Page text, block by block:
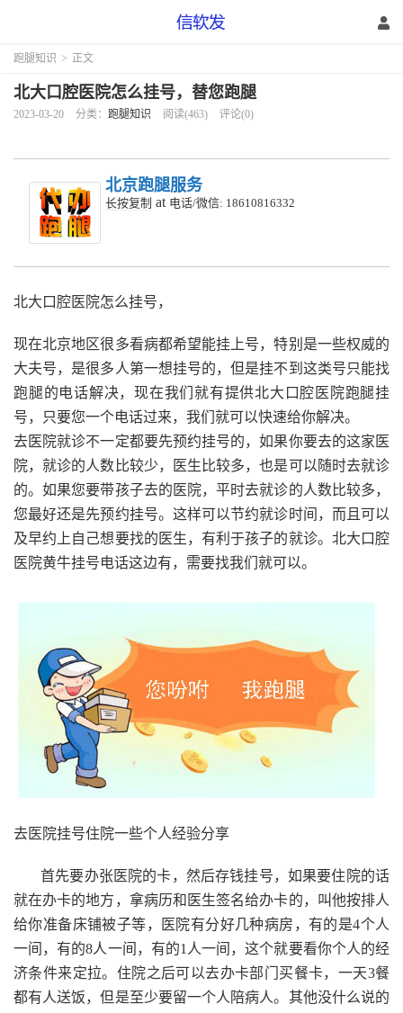
跑腿知识 > 正文
北大口腔医院怎么挂号，替您跑腿
2023-03-20 分类： 跑腿知识 阅读(463) 评论(0)
北京跑腿服务
长按复制 at 电话/微信: 18610816332
北大口腔医院怎么挂号，
现在北京地区很多看病都希望能挂上号，特别是一些权威的
大夫号，是很多人第一想挂号的，但是挂不到这类号只能找
跑腿的电话解决，现在我们就有提供北大口腔医院跑腿挂
号，只要您一个电话过来，我们就可以快速给你解决。
去医院就诊不一定都要先预约挂号的，如果你要去的这家医
院，就诊的人数比较少，医生比较多，也是可以随时去就诊
的。如果您要带孩子去的医院，平时去就诊的人数比较多，
您最好还是先预约挂号。这样可以节约就诊时间，而且可以
及早约上自己想要找的医生，有利于孩子的就诊。北大口腔
医院黄牛挂号电话这边有，需要找我们就可以。
去医院挂号住院一些个人经验分享
首先要办张医院的卡，然后存钱挂号，如果要住院的话
就在办卡的地方，拿病历和医生签名给办卡的，叫他按排人
给你准备床铺被子等，医院有分好几种病房，有的是4个人
一间，有的8人一间，有的1人一间，这个就要看你个人的经
济条件来定拉。住院之后可以去办卡部门买餐卡，一天3餐
都有人送饭，但是至少要留一个人陪病人。其他没什么说的